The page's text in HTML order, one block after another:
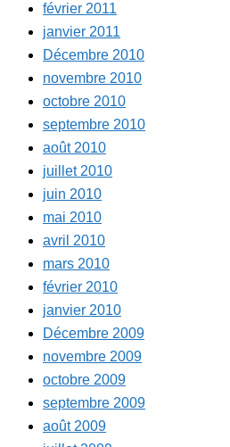
février 2011
janvier 2011
Décembre 2010
novembre 2010
octobre 2010
septembre 2010
août 2010
juillet 2010
juin 2010
mai 2010
avril 2010
mars 2010
février 2010
janvier 2010
Décembre 2009
novembre 2009
octobre 2009
septembre 2009
août 2009